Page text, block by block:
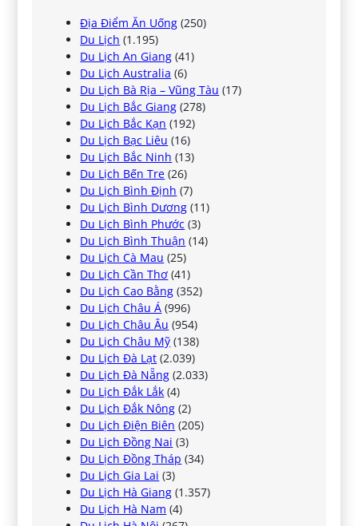
Địa Điểm Ăn Uống (250)
Du Lịch (1.195)
Du Lịch An Giang (41)
Du Lịch Australia (6)
Du Lịch Bà Rịa – Vũng Tàu (17)
Du Lịch Bắc Giang (278)
Du Lịch Bắc Kạn (192)
Du Lịch Bạc Liêu (16)
Du Lịch Bắc Ninh (13)
Du Lịch Bến Tre (26)
Du Lịch Bình Định (7)
Du Lịch Bình Dương (11)
Du Lịch Bình Phước (3)
Du Lịch Bình Thuận (14)
Du Lịch Cà Mau (25)
Du Lịch Cần Thơ (41)
Du Lịch Cao Bằng (352)
Du Lịch Châu Á (996)
Du Lịch Châu Âu (954)
Du Lịch Châu Mỹ (138)
Du Lịch Đà Lạt (2.039)
Du Lịch Đà Nẵng (2.033)
Du Lịch Đắk Lắk (4)
Du Lịch Đắk Nông (2)
Du Lịch Điện Biên (205)
Du Lịch Đồng Nai (3)
Du Lịch Đồng Tháp (34)
Du Lịch Gia Lai (3)
Du Lịch Hà Giang (1.357)
Du Lịch Hà Nam (4)